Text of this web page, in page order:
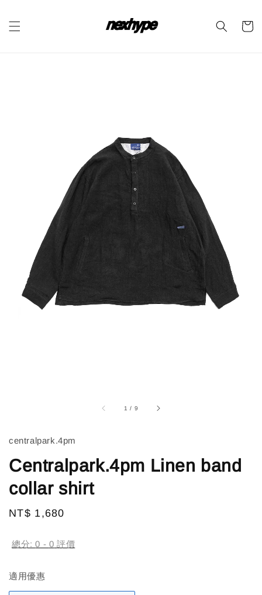
1 / 9
centralpark.4pm
Centralpark.4pm Linen band
collar shirt
Regular
NT$ 1,680
總分:0 - 0 評價
適用優惠